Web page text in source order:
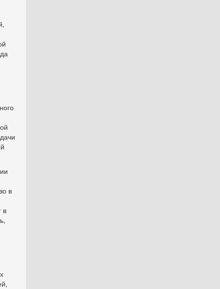
в
в